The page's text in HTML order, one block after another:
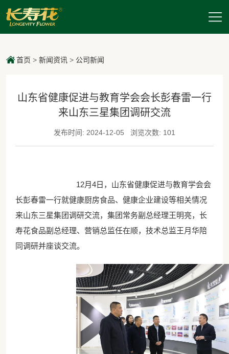
首页 > 新闻资讯> 公司新闻
山东省健康促进与教育学会会长彭春雷一行
来山东三星集团调研交流
发布时间: 2024-12-05 浏览次数: 101
12月4日，山东省健康促进与教育学会会
长彭春雷一行就健康厨房食品、健康企业建设等相关情况
来山东三星集团调研交流，集团常务副总经理王明亮，长
寿花食品副总经理、营销总监任在顺，技术总监王月华陪
同调研并座谈交流。